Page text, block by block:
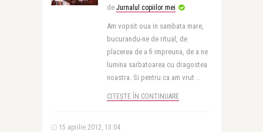
de Jurnalul copiilor mei
Am vopsit oua in sambata mare,
bucurandu-ne de ritual, de
placerea de a fi impreuna, de a ne
lumina sarbatoarea cu dragostea
noastra. Si pentru ca am vrut ..
CITEȘTE ÎN CONTINUARE
15 aprilie 2012, 13:04